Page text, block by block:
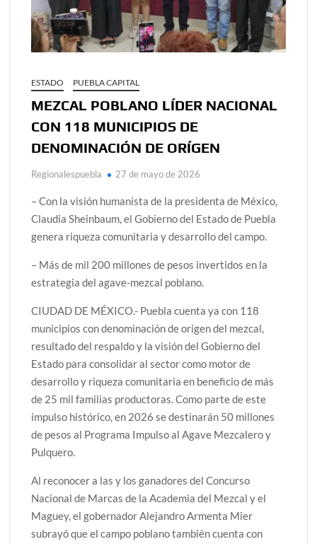
ESTADO PUEBLA CAPITAL
MEZCAL POBLANO LÍDER NACIONAL
CON 118 MUNICIPIOS DE
DENOMINACIÓN DE ORÍGEN
Regionalespuebla 27 de mayo de 2026
– Con la visión humanista de la presidenta de México,
Claudia Sheinbaum, el Gobierno del Estado de Puebla
genera riqueza comunitaria y desarrollo del campo.
– Más de mil 200 millones de pesos invertidos en la
estrategia del agave-mezcal poblano.
CIUDAD DE MÉXICO.- Puebla cuenta ya con 118
municipios con denominación de origen del mezcal,
resultado del respaldo y la visión del Gobierno del
Estado para consolidar al sector como motor de
desarrollo y riqueza comunitaria en beneficio de más
de 25 mil familias productoras. Como parte de este
impulso histórico, en 2026 se destinarán 50 millones
de pesos al Programa Impulso al Agave Mezcalero y
Pulquero.
Al reconocer a las y los ganadores del Concurso
Nacional de Marcas de la Academia del Mezcal y el
Maguey, el gobernador Alejandro Armenta Mier
subrayó que el campo poblano también cuenta con